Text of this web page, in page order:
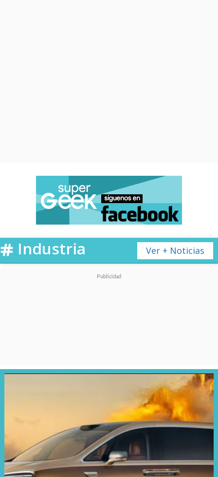
Ver + Noticias
Industria